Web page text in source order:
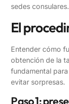
sedes consulares.
El
Entender cómo
obtención de la
fundamental
evitar sorpresas.
Paso 1: